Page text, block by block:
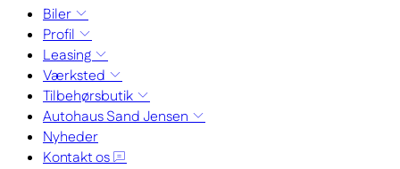
Biler
Profil
Leasing
Værksted
Tilbehørsbutik
Autohaus Sand Jensen
Nyheder
Kontakt os